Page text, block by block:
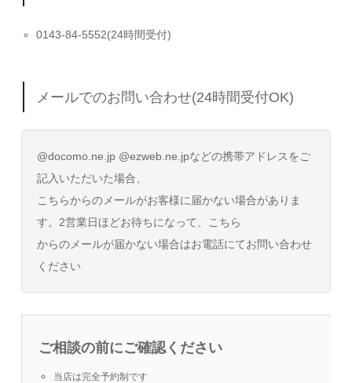
0143-84-5552(24時間受付)
メールでのお問い合わせ(24時間受付OK)
@docomo.ne.jp @ezweb.ne.jpなどの携帯アドレスをご
記入いただいた場合、
こちらからのメールがお客様に届かない場合がありま
す。2営業日ほどお待ちになって、こちら
からのメールが届かない場合はお電話にてお問い合わせ
ください
ご相談の前にご確認ください
当店は完全予約制です